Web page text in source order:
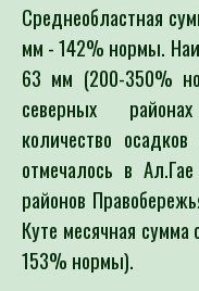
Среднеобластная
мм - 142% нормы.
63 мм (200-350%
северных
количество
отмечалось в
районов
Куте месячная
153% нормы).